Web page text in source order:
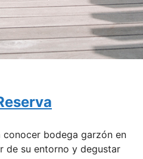
conocer bodega garzón en
de su entorno y degustar